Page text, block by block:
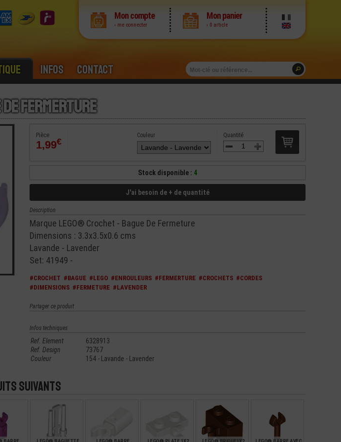
Mon compte
› me connecter
Mon panier
› 0 article
Infos Contact
De Fermerture
Pièce
1,99€
Quantité
Couleur
Stock disponible : 4
J'ai besoin de + de quantité
Description
Marque LEGO® Crochet - Bague De Fermeture
Dimensions : 3.3x3.5x0.6 cms
Lavande - Lavender
Set: 41949 -
#CROCHET #BAGUE #LEGO #ENROULEURS #FERMERTURE #CROCHETS #CORDES
#DIMENSIONS #FERMETURE #LAVENDER
Partager ce produit
Infos techniques
Ref. Element
6328913
Ref. Design
73767
Couleur
154 - Lavande - Lavender
suivants